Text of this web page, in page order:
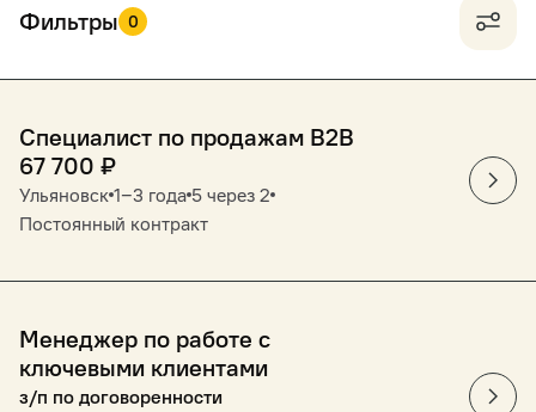
Фильтры 0
Специалист по продажам В2В
67 700 ₽
Ульяновск 1‒3 года 5 через 2
Постоянный контракт
Менеджер по работе с
ключевыми клиентами
з/п по договоренности